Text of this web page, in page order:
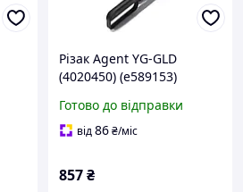
Різак Agent YG-GLD
(4020450) (e589153)
Готово до відправки
від86₴/міс
857₴